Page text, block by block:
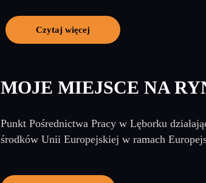
Czytaj więcej
MOJE MIEJSCE NA
Punkt Pośrednictwa Pracy w Lęborku
środków Unii Europejskiej w ramach